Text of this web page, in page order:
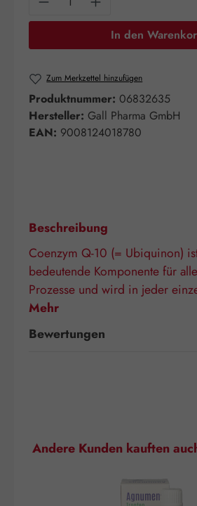
In den
Zum Merkzettel hinzufügen
Produktnummer: 06832635
Hersteller: Gall Pharma GmbH
EAN: 9008124018780
Beschreibung
Coenzym Q-10 (= Ubiquinon)
bedeutende Komponente für
Prozesse und wird in jeder
Mehr
Bewertungen
Produktgalerie überspringen
Andere Kunden kauften